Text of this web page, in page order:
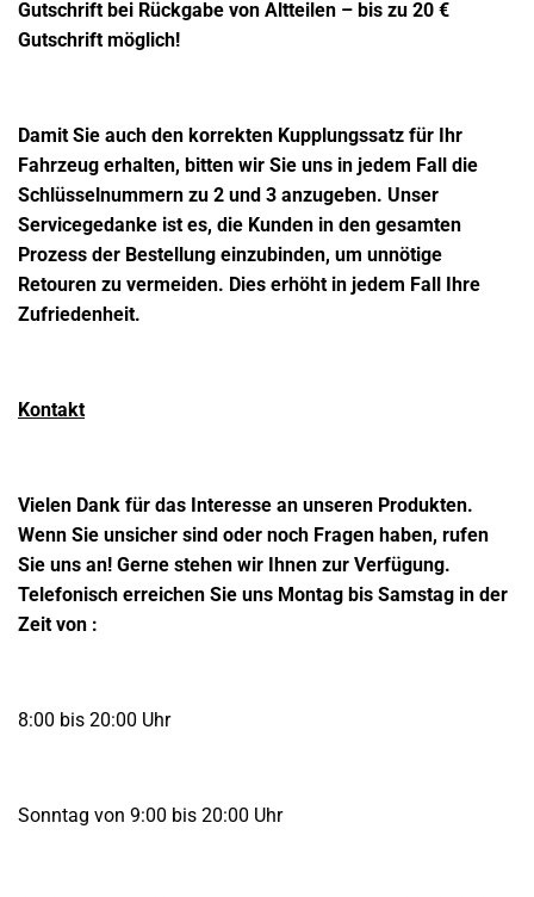
Gutschrift bei Rückgabe von Altteilen – bis zu 20 €
Gutschrift möglich!
Damit Sie auch den korrekten Kupplungssatz für Ihr
Fahrzeug erhalten, bitten wir Sie uns in jedem Fall die
Schlüsselnummern zu 2 und 3 anzugeben. Unser
Servicegedanke ist es, die Kunden in den gesamten
Prozess der Bestellung einzubinden, um unnötige
Retouren zu vermeiden. Dies erhöht in jedem Fall Ihre
Zufriedenheit.
Kontakt
Vielen Dank für das Interesse an unseren Produkten.
Wenn Sie unsicher sind oder noch Fragen haben, rufen
Sie uns an! Gerne stehen wir Ihnen zur Verfügung.
Telefonisch erreichen Sie uns Montag bis Samstag in der
Zeit von :
8:00 bis 20:00 Uhr
Sonntag von 9:00 bis 20:00 Uhr